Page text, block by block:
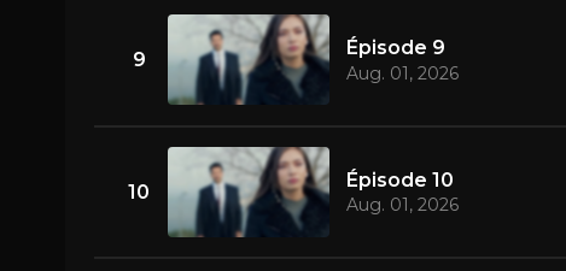
9
Épisode 9
Aug. 01, 2026
10
Épisode 10
Aug. 01, 2026